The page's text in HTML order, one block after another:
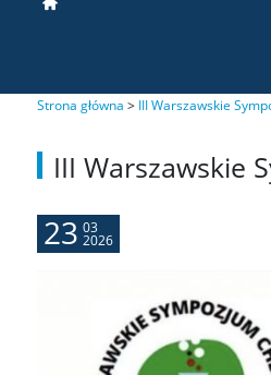
Strona główna > III Warszawskie
III Warszawskie
23 03
2026